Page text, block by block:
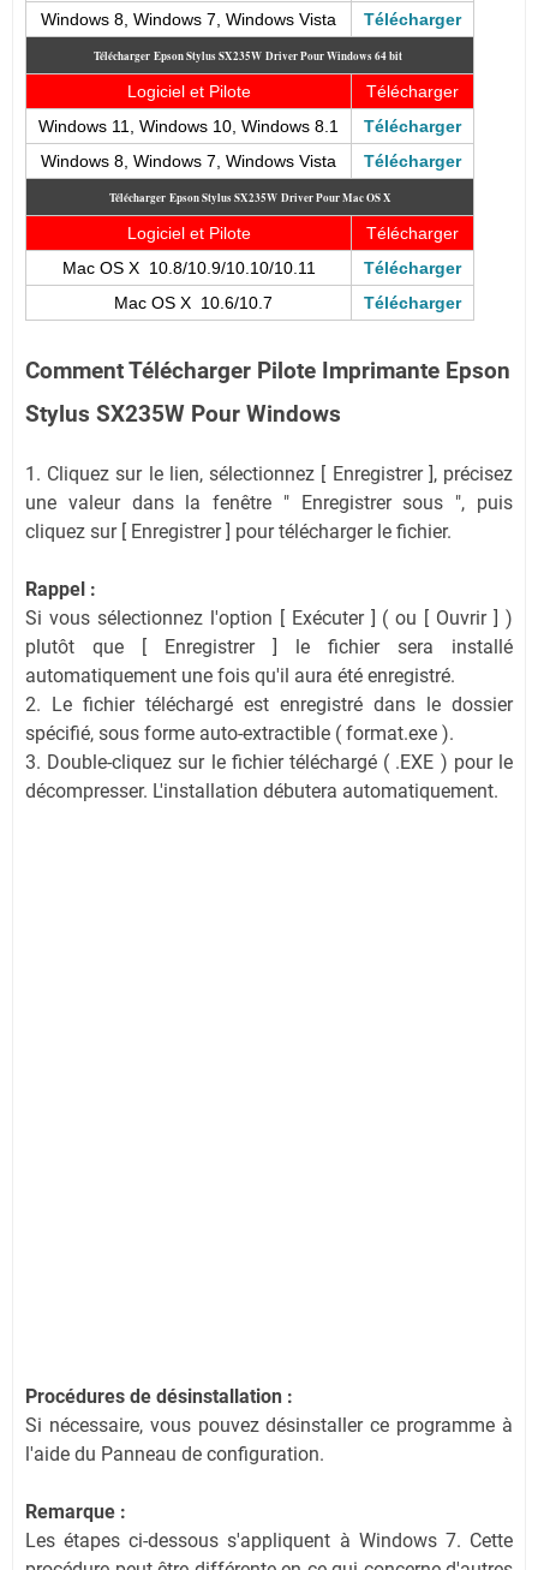
Windows 8, Windows 7, Windows Vista
Télécharger
Télécharger Epson Stylus SX235W Driver Pour Windows 64 bit
Logiciel et Pilote
Télécharger
Windows 11, Windows 10, Windows 8.1
Télécharger
Windows 8, Windows 7, Windows Vista
Télécharger
Télécharger Epson Stylus SX235W Driver Pour Mac OS X
Logiciel et Pilote
Télécharger
Mac OS X 10.8/10.9/10.10/10.11
Télécharger
Mac OS X 10.6/10.7
Télécharger
Comment Télécharger Pilote Imprimante Epson
Stylus SX235W Pour Windows
1. Cliquez sur le lien, sélectionnez [ Enregistrer ], précisez
une valeur dans la fenêtre " Enregistrer sous ", puis
cliquez sur [ Enregistrer ] pour télécharger le fichier.
Rappel :
Si vous sélectionnez l'option [ Exécuter ] ( ou [ Ouvrir ] )
plutôt que [ Enregistrer ] le fichier sera installé
automatiquement une fois qu'il aura été enregistré.
2. Le fichier téléchargé est enregistré dans le dossier
spécifié, sous forme auto-extractible ( format.exe ).
3. Double-cliquez sur le fichier téléchargé ( .EXE ) pour le
décompresser. L'installation débutera automatiquement.
Procédures de désinstallation :
Si nécessaire, vous pouvez désinstaller ce programme à
l'aide du Panneau de configuration.
Remarque :
Les étapes ci-dessous s'appliquent à Windows 7. Cette